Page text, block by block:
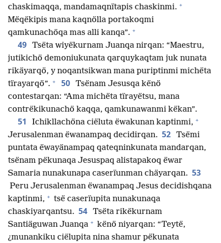
chaskimaqqa, mandamaqnïtapis chaskinmi. +
Mëqëkipis mana kaqnölla portakoqmi
qamkunachöqa mas alli kanqa”. +
49 Tsëta wiyëkurnam Juanqa nirqan: “Maestru,
jutikichö demoniukunata qarquykaqtam juk nunata
rikäyarqö, y noqantsikwan mana puriptinmi michëta
tïrayarqö”. + 50 Tsënam Jesusqa kënö
contestarqan: “Ama michëta tïrayëtsu, mana
contrëkikunachö kaqqa, qamkunawanmi këkan”.
51 Ichikllachöna ciëluta ëwakunan kaptinmi, +
Jerusalenman ëwanampaq decidirqan. 52 Tsëmi
puntata ëwayänampaq qateqninkunata mandarqan,
tsënam pëkunaqa Jesuspaq alistapakoq ëwar
Samaria nunakunapa caserïunman chäyarqan. 53
Peru Jerusalenman ëwanampaq Jesus decidishqana
kaptinmi, + tsë caserïupita nunakunaqa
chaskiyarqantsu. 54 Tsëta rikëkurnam
Santiäguwan Juanqa + kënö niyarqan: “Teytë,
¿munankiku ciëlupita nina shamur pëkunata